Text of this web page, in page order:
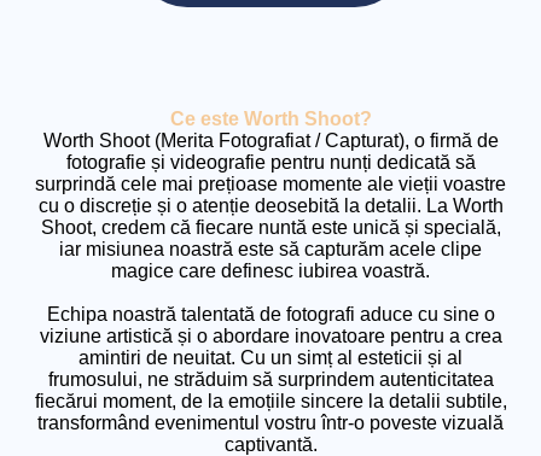
Ce este Worth Shoot?
Worth Shoot (Merita Fotografiat / Capturat), o firmă de
fotografie și videografie pentru nunți dedicată să
surprindă cele mai prețioase momente ale vieții voastre
cu o discreție și o atenție deosebită la detalii. La Worth
Shoot, credem că fiecare nuntă este unică și specială,
iar misiunea noastră este să capturăm acele clipe
magice care definesc iubirea voastră.
Echipa noastră talentată de fotografi aduce cu sine o
viziune artistică și o abordare inovatoare pentru a crea
amintiri de neuitat. Cu un simț al esteticii și al
frumosului, ne străduim să surprindem autenticitatea
fiecărui moment, de la emoțiile sincere la detalii subtile,
transformând evenimentul vostru într-o poveste vizuală
captivantă.